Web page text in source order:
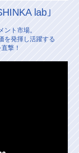
lab｣
ント市場。
を発揮し活躍する
撃！